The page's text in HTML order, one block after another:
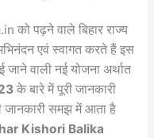
को पढ़ने वाले बिहार राज्य
एवं स्वागत करते हैं इस
जाने वाली नई योजना अर्थात
के बारे में पूरी जानकारी
जानकारी समझ में आता है
Kishori Balika